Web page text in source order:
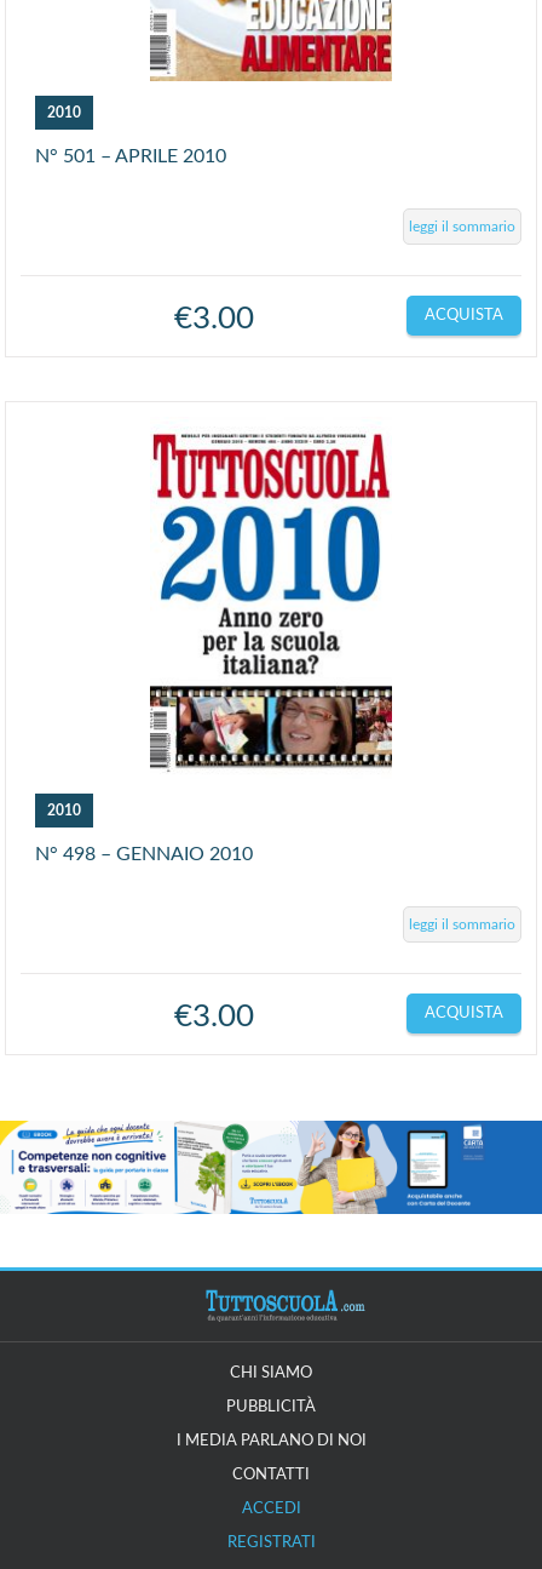
2010
N° 501 – APRILE 2010
leggi il sommario
€3.00 ACQUISTA
2010
N° 498 – GENNAIO 2010
leggi il sommario
€3.00 ACQUISTA
CHI SIAMO
PUBBLICITÀ
I MEDIA PARLANO DI NOI
CONTATTI
ACCEDI
REGISTRATI